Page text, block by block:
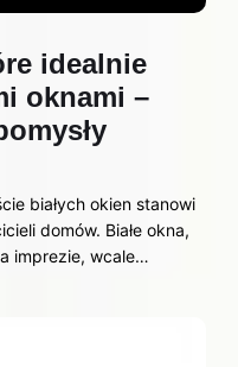
idealnie
oknami –
białych okien stanowi
domów. Białe okna,
imprezie, wcale…